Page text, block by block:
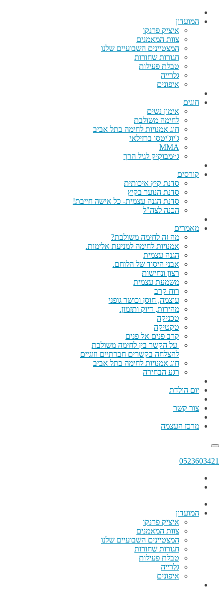
המועדון
איציק פרנקו
צוות המאמנים
המצטיינים השבועיים שלנו
חגורות שחורות
טבלת פעילות
גלרייה
איפונים
חוגים
אימון נשים
לחימה משולבת
חוג אמנויות לחימה בתל אביב
ג'יוג'יטסו ברזילאי
MMA
ג׳ימבוקיק לגיל הרך
קורסים
סדנת קיץ איכותית
סדנת הנוער בקיץ
סדנת הגנה עצמית- כל אישה חייבת!
הכנה לצה"ל
מאמרים
מה זה לחימה משולבת?
אמנויות לחימה למניעת אלימות.
הגנה עצמית
אבני היסוד של הלוחם.
רצון ונחישות
משמעת עצמית
רוח קרב
עוצמה, חוסן וכושר גופני
מהירות, דיוק ותזמון.
טכניקה
טקטיקה
קרב פנים אל פנים
על הקשר בין לחימה משולבת
להצלחה בקשרים חברתיים וזוגיים
חוג אמנויות לחימה בתל אביב
רגע הבחירה
יום הולדת
צור קשר
מרכז העצמה
0523603421
המועדון
איציק פרנקו
צוות המאמנים
המצטיינים השבועיים שלנו
חגורות שחורות
טבלת פעילות
גלרייה
איפונים